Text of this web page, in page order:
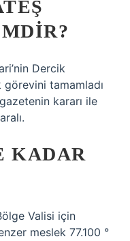
Dercik
tamamladı
kararı ile
KADAR
Valisi için
meslek 77.100 °